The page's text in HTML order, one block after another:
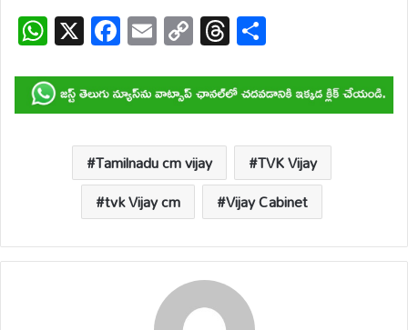
W
h
at
s
X F
ac
e
b
o
o
k
E
m
ail
C
o
p
y
Li
n
k
T
hr
e
a
d
s
ar
e
Tamilnadu cm vijay
TVK Vijay
tvk Vijay cm
Vijay Cabinet